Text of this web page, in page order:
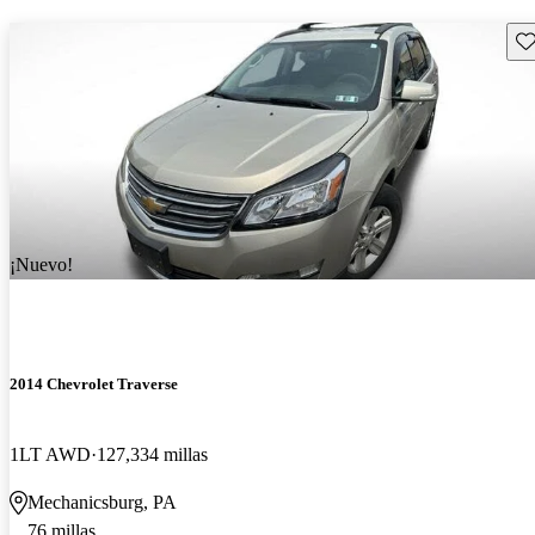
¡Nuevo!
2014 Chevrolet Traverse
1LT AWD 127,334 millas
Mechanicsburg, PA